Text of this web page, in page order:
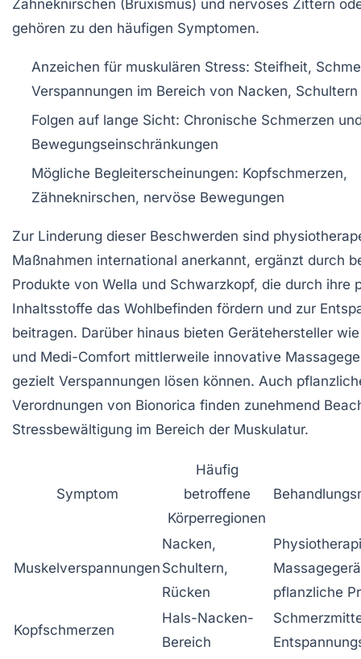
Zähneknirschen (Bruxismus) und nervöses Zittern
gehören zu den häufigen Symptomen.
Anzeichen für muskulären Stress: Steifheit,
Verspannungen im Bereich von Nacken,
Folgen auf lange Sicht: Chronische Schmerzen
Bewegungseinschränkungen
Mögliche Begleiterscheinungen: Kopfschmerzen,
Zähneknirschen, nervöse Bewegungen
Zur Linderung dieser Beschwerden sind
Maßnahmen international anerkannt, ergänzt durch
Produkte von Wella und Schwarzkopf, die durch ihre
Inhaltsstoffe das Wohlbefinden fördern und zur
beitragen. Darüber hinaus bieten Gerätehersteller
und Medi-Comfort mittlerweile innovative
gezielt Verspannungen lösen können. Auch
Verordnungen von Bionorica finden zunehmend
Stressbewältigung im Bereich der Muskulatur.
Symptom
Häufig
betroffene
Körperregionen
Muskelverspannungen
Nacken,
Schultern,
Rücken
pflanzliche
Kopfschmerzen
Hals-Nacken-
Bereich